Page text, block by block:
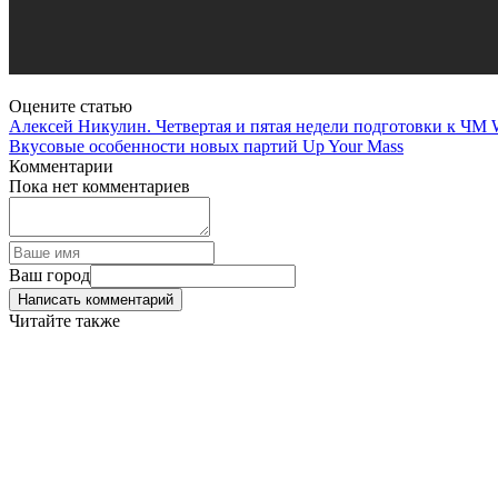
Оцените статью
Алексей Никулин. Четвертая и пятая недели подготовки к ЧМ
Вкусовые особенности новых партий Up Your Mass
Комментарии
Пока нет комментариев
Ваш город
Написать комментарий
Читайте также